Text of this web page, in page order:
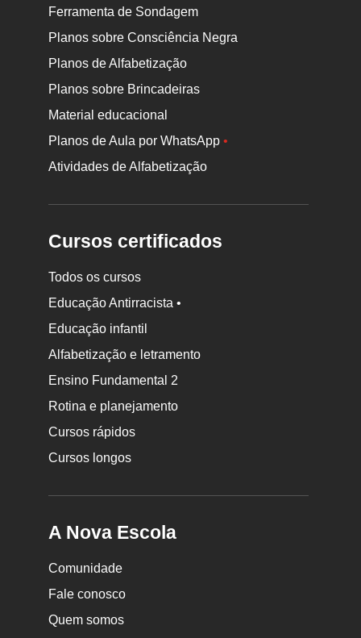
Ferramenta de Sondagem
Planos sobre Consciência Negra
Planos de Alfabetização
Planos sobre Brincadeiras
Material educacional
Planos de Aula por WhatsApp•
Atividades de Alfabetização
Cursos certificados
Todos os cursos
Educação Antirracista •
Educação infantil
Alfabetização e letramento
Ensino Fundamental 2
Rotina e planejamento
Cursos rápidos
Cursos longos
A Nova Escola
Comunidade
Fale conosco
Quem somos